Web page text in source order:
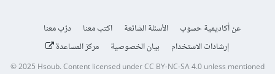
عن أكاديمية حسوب الأسئلة الشائعة اكتب معنا
درّب معنا
إرشادات الاستخدام
بيان الخصوصية مركز المساعدة
© 2025Hsoub.Content licensed underCC BY-NC-SA 4.0unless mentioned